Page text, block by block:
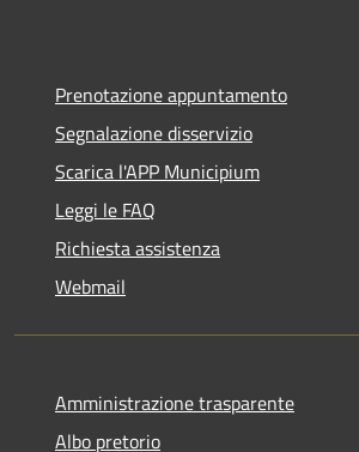
Prenotazione appuntamento
Segnalazione disservizio
Scarica l'APP Municipium
Leggi le FAQ
Richiesta assistenza
Webmail
Amministrazione trasparente
Albo pretorio